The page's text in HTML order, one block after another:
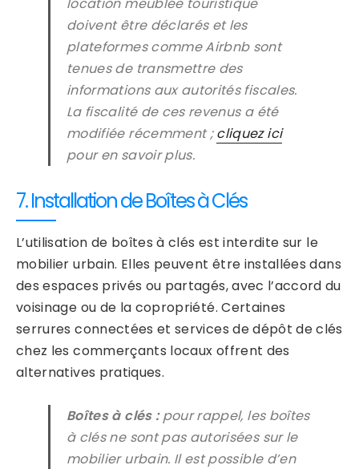
doivent être déclarés et les
plateformes comme Airbnb sont
tenues de transmettre des
informations aux autorités fiscales.
La fiscalité de ces revenus a été
modifiée récemment ;cliquez ici
pour en savoir plus.
7. Installation de Boîtes à Clés
L’utilisation de boîtes à clés est interdite sur le
mobilier urbain. Elles peuvent être installées dans
des espaces privés ou partagés, avec l’accord du
voisinage ou de la copropriété. Certaines
serrures connectées et services de dépôt de clés
chez les commerçants locaux offrent des
alternatives pratiques.
Boîtes à clés :pour rappel, les boîtes
à clés ne sont pas autorisées sur le
mobilier urbain. Il est possible d’en